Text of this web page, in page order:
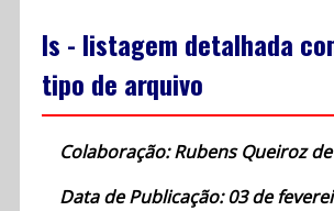
ls - listagem detalhada
tipo de arquivo
Colaboração: Rubens Queiroz
Data de Publicação: 03 de